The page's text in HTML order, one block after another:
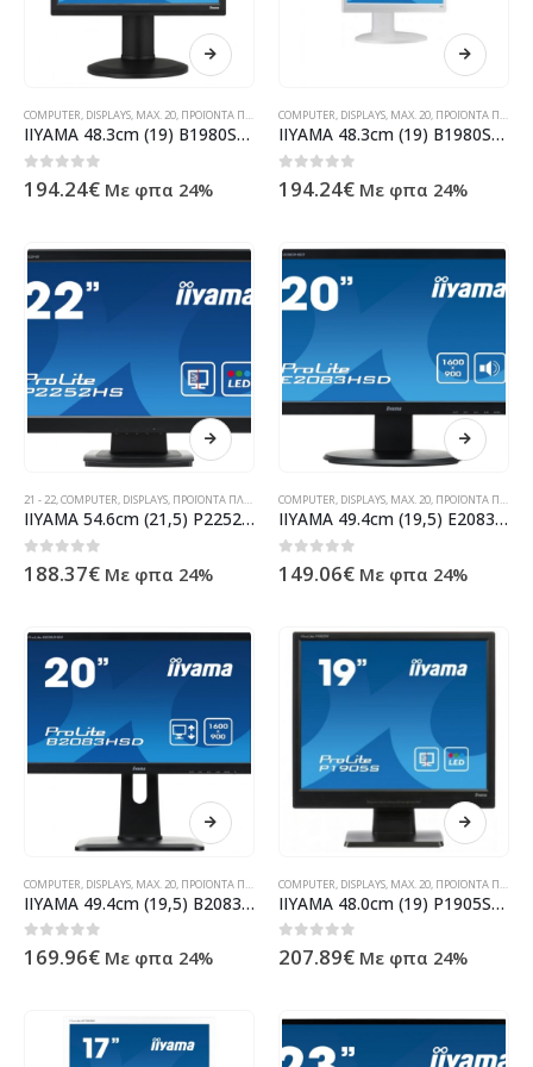
COMPUTER, DISPLAYS, MAX. 20, ΠΡΟΪΌΝΤΑ ΠΛΗΡΟΦΟΡΙΚΉΣ - ΚΙΝΗΤΉΣ ΤΗΛΕΦΩΝΊΑΣ - ΗΛΕΚΤΡΟΝΙΚΆ
IIYAMA 48.3cm (19) B1980SD-B1 54 DVI bl.lift Piv.Spk B1980SD-B1
0 out of 5
194.24€ Με φπα 24%
COMPUTER, DISPLAYS, MAX. 20, ΠΡΟΪΌΝΤΑ ΠΛΗΡΟΦΟΡΙΚΉΣ - ΚΙΝΗΤΉΣ ΤΗΛΕΦΩΝΊΑΣ - ΗΛΕΚΤΡΟΝΙΚΆ
IIYAMA 48.3cm (19) B1980SD-W1 54 DVI wh.lift Piv.Spk B1980SD-W1
0 out of 5
194.24€ Με φπα 24%
21 - 22,COMPUTER, DISPLAYS, ΠΡΟΪΌΝΤΑ ΠΛΗΡΟΦΟΡΙΚΉΣ - ΚΙΝΗΤΉΣ ΤΗΛΕΦΩΝΊΑΣ - ΗΛΕΚΤΡΟΝΙΚΆ
IIYAMA 54.6cm (21,5) P2252HS-B1 169 DVI+HDMI P-glass Sp P2252HS-B1
0 out of 5
188.37€ Με φπα 24%
COMPUTER, DISPLAYS, MAX. 20, ΠΡΟΪΌΝΤΑ ΠΛΗΡΟΦΟΡΙΚΉΣ - ΚΙΝΗΤΉΣ ΤΗΛΕΦΩΝΊΑΣ - ΗΛΕΚΤΡΟΝΙΚΆ
IIYAMA 49.4cm (19,5) E2083HSD-B1 169 DVI-D,ACR,VGA,Spk E2083HSD-B1
0 out of 5
149.06€ Με φπα 24%
COMPUTER DISPLAYS MAX. 20 ΠΡΟΪΌΝΤΑ ΠΛΗΡΟΦΟΡΙΚΉΣ - ΚΙΝΗΤΉΣ ΤΗΛΕΦΩΝΊΑΣ - ΗΛΕΚΤΡΟΝΙΚΆ
IIYAMA 49.4cm (19,5) B2083HSD-B1 169 DVI Spk. B2083HSD-B1
0 out of 5
169.96€ Με φπα 24%
COMPUTER DISPLAYS MAX. 20 ΠΡΟΪΌΝΤΑ ΠΛΗΡΟΦΟΡΙΚΉΣ - ΚΙΝΗΤΉΣ ΤΗΛΕΦΩΝΊΑΣ - ΗΛΕΚΤΡΟΝΙΚΆ
IIYAMA 48.0cm (19) P1905S-B2 54 D-Sub, DVI-D P1905S-B2
0out of 5
207.89€ Με φπα 24%